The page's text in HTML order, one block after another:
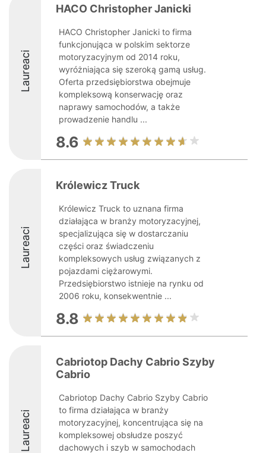
Laureaci
HACO Christopher Janicki
HACO Christopher Janicki to firma
funkcjonująca w polskim sektorze
motoryzacyjnym od 2014 roku,
wyróżniająca się szeroką gamą usług.
Oferta przedsiębiorstwa obejmuje
kompleksową konserwację oraz
naprawy samochodów, a także
prowadzenie handlu ...
8.6
Laureaci
Królewicz Truck
Królewicz Truck to uznana firma
działająca w branży motoryzacyjnej,
specjalizująca się w dostarczaniu
części oraz świadczeniu
kompleksowych usług związanych z
pojazdami ciężarowymi.
Przedsiębiorstwo istnieje na rynku od
2006 roku, konsekwentnie ...
8.8
Laureaci
Cabriotop Dachy Cabrio Szyby
Cabrio
Cabriotop Dachy Cabrio Szyby Cabrio
to firma działająca w branży
motoryzacyjnej, koncentrująca się na
kompleksowej obsłudze poszyć
dachowych i szyb w samochodach